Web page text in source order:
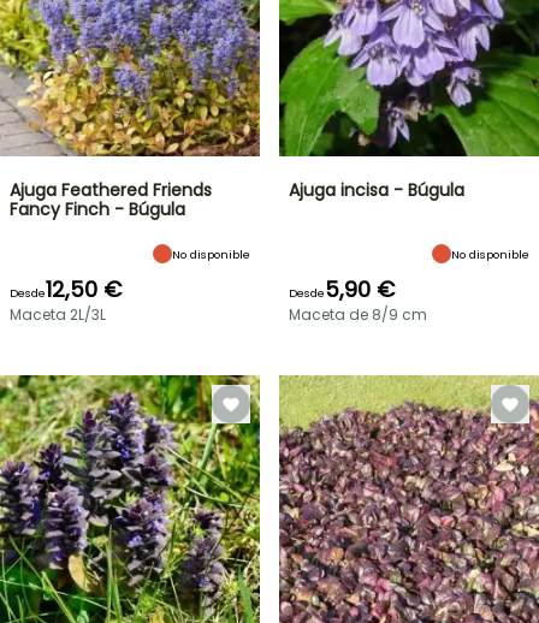
Ajuga Feathered Friends
Fancy Finch - Búgula
No disponible
Desde12,50 €
Maceta 2L/3L
Ajuga incisa - Búgula
No disponible
Desde5,90 €
Maceta de 8/9 cm